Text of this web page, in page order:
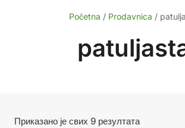
Početna / Prodavnica /
Приказано је свих 9 резултатаСортирано